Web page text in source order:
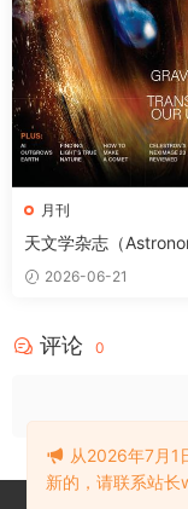
月刊
天文学杂志（
26年8月
2026-06-21
评论 0
从2026年7月1
新的，请联系站